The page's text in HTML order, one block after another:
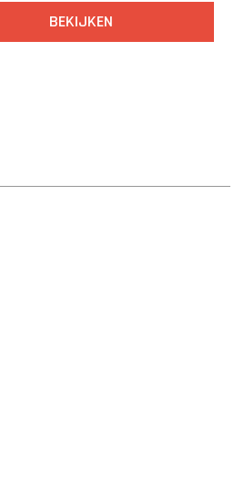
BEKIJKEN